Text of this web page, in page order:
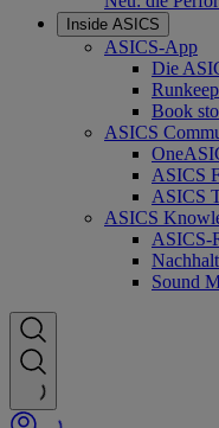
Inside ASICS
ASICS-App
Die
Book
ASICS
ASICS
ASICS
ASICS
ASICS-
Sound